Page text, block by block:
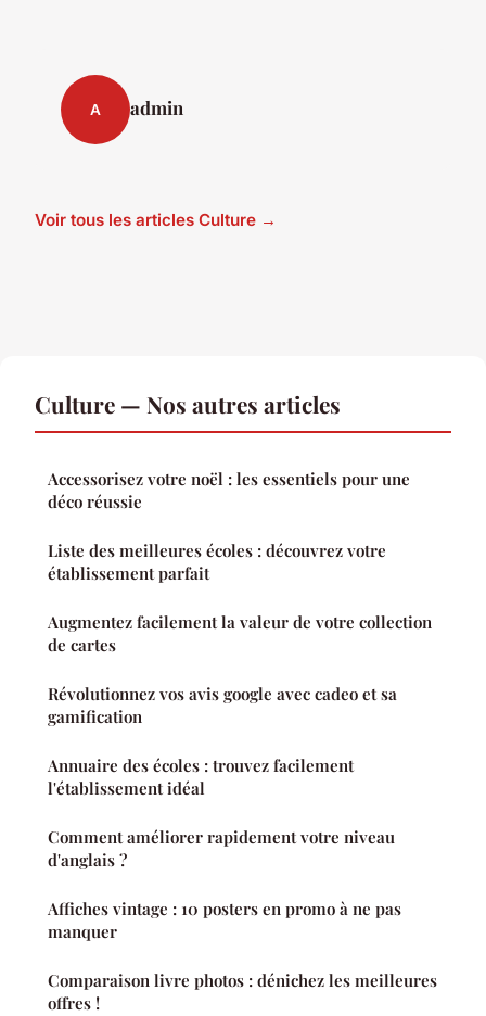
A admin
Voir tous les articles Culture →
Culture — Nos autres articles
Accessorisez votre noël : les essentiels pour une
déco réussie
Liste des meilleures écoles : découvrez votre
établissement parfait
Augmentez facilement la valeur de votre collection
de cartes
Révolutionnez vos avis google avec cadeo et sa
gamification
Annuaire des écoles : trouvez facilement
l'établissement idéal
Comment améliorer rapidement votre niveau
d'anglais ?
Affiches vintage : 10 posters en promo à ne pas
manquer
Comparaison livre photos : dénichez les meilleures
offres !